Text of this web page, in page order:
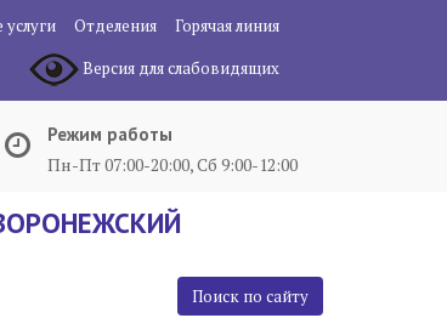
Отделения
Горячая линия
Версия для слабовидящих
Режим работы
Пн-Пт 07:00-20:00, Сб 9:00-12:00
Поиск по сайту